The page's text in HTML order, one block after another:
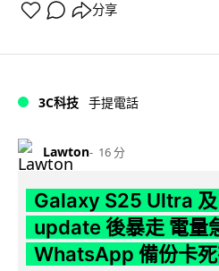
分享
3C科技 手提電話
Lawton 16 分
Galaxy S25 Ultra
update 後暴走 電量
WhatsApp 備份卡死